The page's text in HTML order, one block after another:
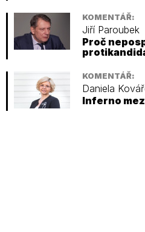
KOMENTÁŘ:
Jiří Paroubek
Proč
KOMENTÁŘ:
Daniela
Inferno